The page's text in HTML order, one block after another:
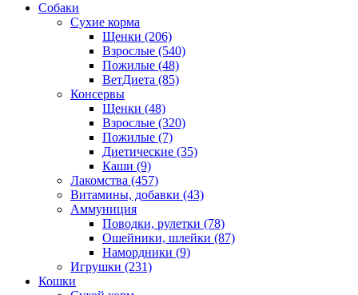
Собаки
Сухие корма
Щенки (206)
Взрослые (540)
Пожилые (48)
ВетДиета (85)
Консервы
Щенки (48)
Взрослые (320)
Пожилые (7)
Диетические (35)
Каши (9)
Лакомства (457)
Витамины, добавки (43)
Аммуниция
Поводки, рулетки (78)
Ошейники, шлейки (87)
Намордники (9)
Игрушки (231)
Кошки